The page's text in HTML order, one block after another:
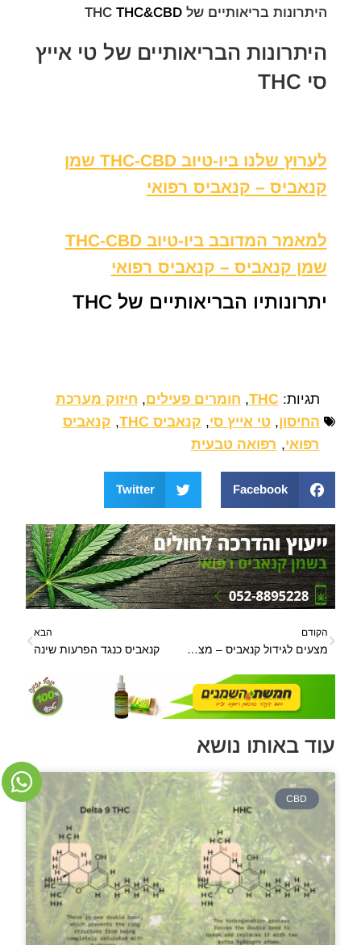
היתרונות בריאותיים של THC THC&CBD
היתרונות הבריאותיים של טי אייץ
סי THC
לערוץ שלנו ביו-טיוב THC-CBD שמן
קנאביס – קנאביס רפואי
למאמר המדובב ביו-טיוב THC-CBD
שמן קנאביס – קנאביס רפואי
יתרונותיו הבריאותיים של THC
תגיות: THC
, חומרים פעילים, חיזוק מערכת
החיסון,טי אייץ סי, קנאביס THC , קנאביס
רפואי, רפואה טבעית
Facebook
Twitter
הקודם
מצעים לגידול קנאביס – מצעים שונים לגידול קנאביס
הבא
קנאביס כנגד הפרעות שינה
עוד באותו נושא
CBD